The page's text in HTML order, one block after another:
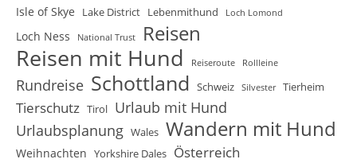
Isle of Skye Lake District Lebenmithund Loch Lomond
Loch Ness National Trust Reisen
Reisen mit Hund Reiseroute Rollleine
Rundreise Schottland Schweiz Silvester Tierheim
Tierschutz Tirol Urlaub mit Hund
Urlaubsplanung Wales Wandern mit Hund
Weihnachten Yorkshire Dales Österreich